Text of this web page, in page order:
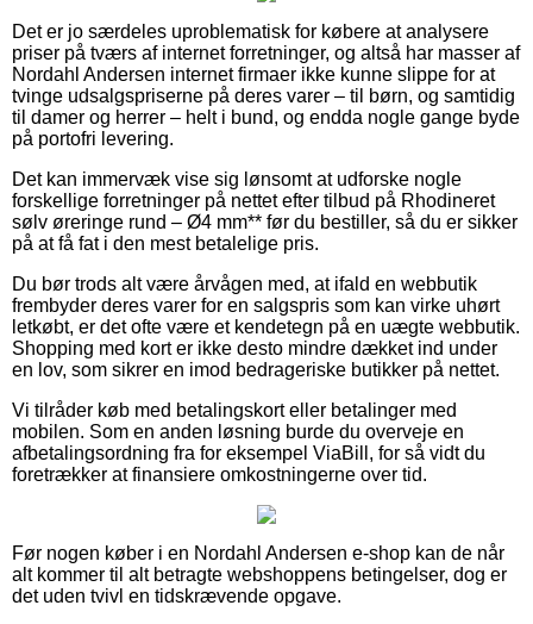
Det er jo særdeles uproblematisk for købere at analysere
priser på tværs af internet forretninger, og altså har masser af
Nordahl Andersen internet firmaer ikke kunne slippe for at
tvinge udsalgspriserne på deres varer – til børn, og samtidig
til damer og herrer – helt i bund, og endda nogle gange byde
på portofri levering.
Det kan immervæk vise sig lønsomt at udforske nogle
forskellige forretninger på nettet efter tilbud på Rhodineret
sølv øreringe rund – Ø4 mm** før du bestiller, så du er sikker
på at få fat i den mest betalelige pris.
Du bør trods alt være årvågen med, at ifald en webbutik
frembyder deres varer for en salgspris som kan virke uhørt
letkøbt, er det ofte være et kendetegn på en uægte webbutik.
Shopping med kort er ikke desto mindre dækket ind under
en lov, som sikrer en imod bedrageriske butikker på nettet.
Vi tilråder køb med betalingskort eller betalinger med
mobilen. Som en anden løsning burde du overveje en
afbetalingsordning fra for eksempel ViaBill, for så vidt du
foretrækker at finansiere omkostningerne over tid.
Før nogen køber i en Nordahl Andersen e-shop kan de når
alt kommer til alt betragte webshoppens betingelser, dog er
det uden tvivl en tidskrævende opgave.